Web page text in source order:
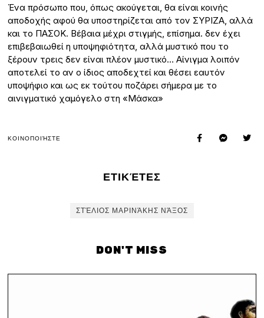
Ένα πρόσωπο που, όπως ακούγεται, θα είναι κοινής
αποδοχής αφού θα υποστηρίζεται από τον ΣΥΡΙΖΑ, αλλά
και το ΠΑΣΟΚ. Βέβαια μέχρι στιγμής, επίσημα. δεν έχει
επιβεβαιωθεί η υποψηφιότητα, αλλά μυστικό που το
ξέρουν τρεις δεν είναι πλέον μυστικό… Αίνιγμα λοιπόν
αποτελεί το αν ο ίδιος αποδεχτεί και θέσει εαυτόν
υποψήφιο και ως εκ τούτου ποζάρει σήμερα με το
αινιγματικό χαμόγελο στη «Μάσκα»
ΚΟΙΝΟΠΟΙΉΣΤΕ
ΕΤΙΚΈΤΕΣ
ΣΤΈΛΙΟΣ ΜΑΡΙΝΆΚΗΣ ΝΆΞΟΣ
DON'T MISS